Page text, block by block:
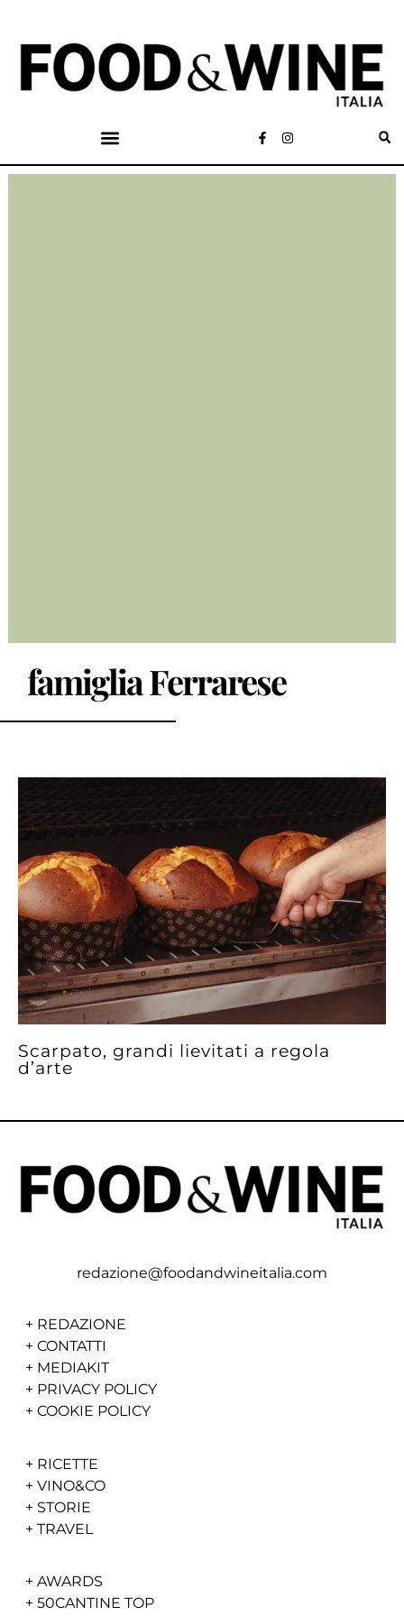
famiglia Ferrarese
Scarpato, grandi lievitati a regola
d’arte
redazione@foodandwineitalia.com
+ REDAZIONE
+ CONTATTI
+ MEDIAKIT
+ PRIVACY POLICY
+ COOKIE POLICY
+ RICETTE
+ VINO&CO
+ STORIE
+ TRAVEL
+ AWARDS
+ 50CANTINE TOP